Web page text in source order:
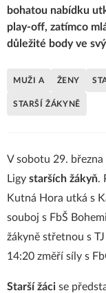
bohatou nabídku
play-off, zatímco
důležité body ve
MUŽI A ŽENY
STARŠÍ ŽÁKYNĚ
V sobotu 29.
Ligy starších žákyň.
Kutná Hora utká s
souboj s FbŠ
žákyně střetnou s
14:20 změří síly s
Starší žáci se